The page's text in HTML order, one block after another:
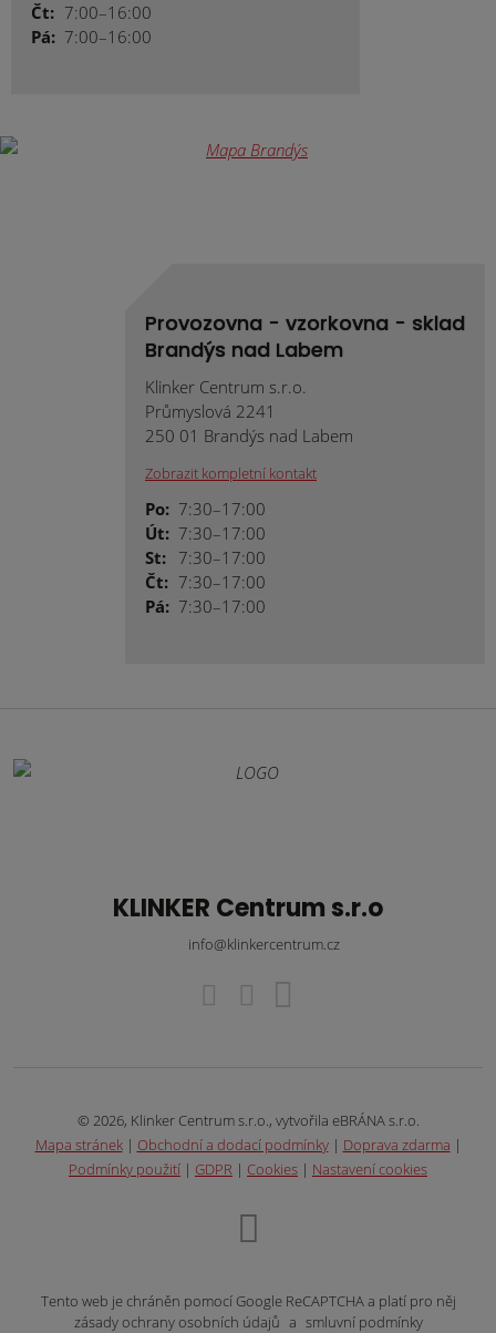
Čt: 7:00–16:00
Pá: 7:00–16:00
Provozovna - vzorkovna - sklad
Brandýs nad Labem
Klinker Centrum s.r.o.
Průmyslová 2241
250 01 Brandýs nad Labem
Zobrazit kompletní kontakt
Po: 7:30–17:00
Út: 7:30–17:00
St: 7:30–17:00
Čt: 7:30–17:00
Pá: 7:30–17:00
KLINKER Centrum s.r.o
info@klinkercentrum.cz
© 2026, Klinker Centrum s.r.o., vytvořila eBRÁNA s.r.o.
Mapa stránek| Obchodní a dodací podmínky| Doprava zdarma |
Podmínky použití | GDPR | Cookies | Nastavení cookies
Tento web je chráněn pomocí Google ReCAPTCHA a platí pro něj
zásady ochrany osobních údajů a smluvní podmínky